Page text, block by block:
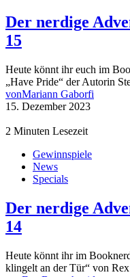
Der nerdige
15
Heute könnt ihr euch im
„Have Pride“ der Autorin
vonMariann Gaborfi
15. Dezember 2023
2 Minuten Lesezeit
Gewinnspiele
News
Specials
Der nerdige
14
Heute könnt ihr im
klingelt an der Tür“ von